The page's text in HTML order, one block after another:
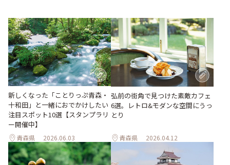
新しくなった「ことりっぷ青森・
十和田」と一緒におでかけしたい
注目スポット10選【スタンプラリ
ー開催中】
青森県 2026.06.03
弘前の街角で見つけた素敵カフェ
6選。レトロ&モダンな空間にうっ
とり
青森県 2026.04.12